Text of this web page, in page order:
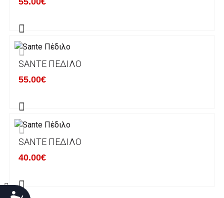
ΠΟΛΙΤΙΚΗ ΕΠΙΣΤΡΟΦΩΝ
αντικατάστασή του με άλλο μέγεθος ή άλλο
προιόν.
Βασική προυπόθεση για την επιστροφή του
να μην έχει επέλθει καμία φθορά σε αυτό.
SANTE ΠΈΔΙΛΟ
55.00€
SANTE ΠΈΔΙΛΟ
40.00€